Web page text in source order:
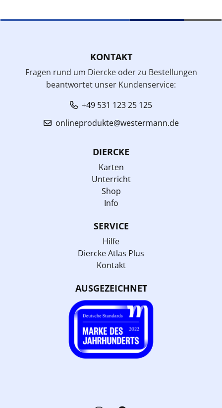
KONTAKT
Fragen rund um Diercke oder zu Bestellungen
beantwortet unser Kundenservice:
+49 531 123 25 125
onlineprodukte@westermann.de
DIERCKE
Karten
Unterricht
Shop
Info
SERVICE
Hilfe
Diercke Atlas Plus
Kontakt
AUSGEZEICHNET